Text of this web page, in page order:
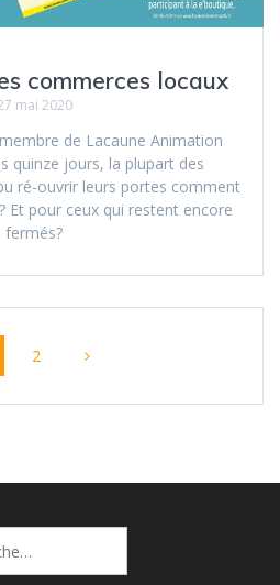
commerces locaux
mai 2020
de Lacaune Animation
quinze jours, la plupart des
ré-ouvrir leurs portes comment
Et pour ceux qui restent encore
fermés?
Page
2